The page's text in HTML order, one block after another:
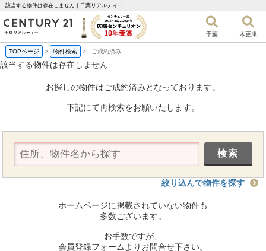
該当する物件は存在しません｜千葉リアルティー
千葉 木更津
TOPページ > 物件検索 >- ご成約済み
該当する物件は存在しません
お探しの物件はご成約済みとなっております。
下記にて再検索をお願いたします。
絞り込んで物件を探す
ホームページに掲載されていない物件も
多数ございます。
お手数ですが、
会員登録フォームよりお問合せ下さい。